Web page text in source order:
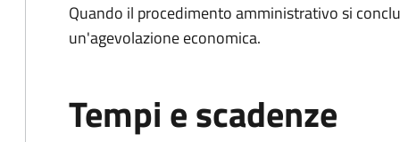
Quando il procedimento amministrativo si
un'agevolazione economica.
Tempi e scadenze